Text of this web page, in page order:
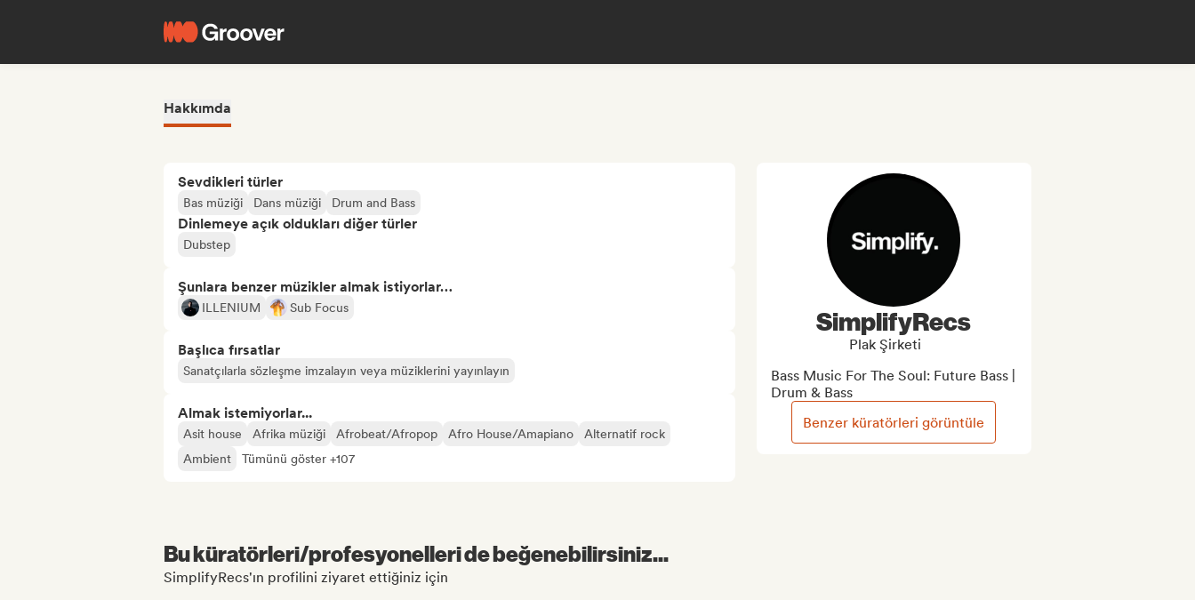
Hakkımda
Sevdikleri türler
Bas müziği Dans müziği Drum and Bass
Dinlemeye açık oldukları diğer türler
Dubstep
Şunlara benzer müzikler almak istiyorlar…
ILLENIUM Sub Focus
Başlıca fırsatlar
Sanatçılarla sözleşme imzalayın veya müziklerini yayınlayın
Almak istemiyorlar...
Asit house Afrika müziği Afrobeat/Afropop Afro House/Amapiano
Alternatif rock
Ambient
Tümünü göster +107
SimplifyRecs
Plak Şirketi
Bass Music For The Soul: Future Bass |
Drum & Bass
Benzer küratörleri görüntüle
Bu küratörleri/profesyonelleri de beğenebilirsiniz...
SimplifyRecs'ın profilini ziyaret ettiğiniz için